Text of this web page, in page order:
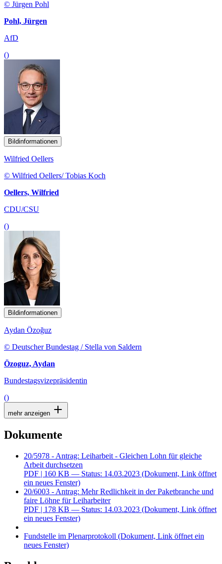
© Jürgen Pohl
Pohl, Jürgen
AfD
()
Bildinformationen
Wilfried Oellers
© Wilfried Oellers/ Tobias Koch
Oellers, Wilfried
CDU/CSU
()
Bildinformationen
Aydan Özoğuz
© Deutscher Bundestag / Stella von Saldern
Özoguz, Aydan
Bundestagsvizepräsidentin
()
mehr anzeigen
Dokumente
20/5978 - Antrag: Leiharbeit - Gleichen Lohn für gleiche
Arbeit durchsetzen
PDF | 160 KB — Status: 14.03.2023 (Dokument, Link öffnet
ein neues Fenster)
20/6003 - Antrag: Mehr Redlichkeit in der Paketbranche und
faire Löhne für Leiharbeiter
PDF | 178 KB — Status: 14.03.2023 (Dokument, Link öffnet
ein neues Fenster)
Fundstelle im Plenarprotokoll (Dokument, Link öffnet ein
neues Fenster)